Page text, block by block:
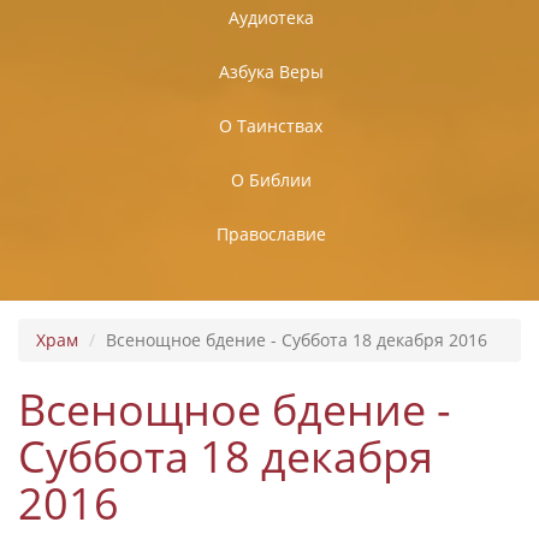
Аудиотека
Азбука Веры
О Таинствах
О Библии
Православие
Храм Всенощное бдение - Суббота 18 декабря 2016
Всенощное бдение -
Суббота 18 декабря
2016